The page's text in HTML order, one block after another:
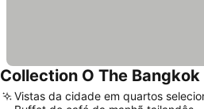
Collection O The
Vistas da cidade em quartos